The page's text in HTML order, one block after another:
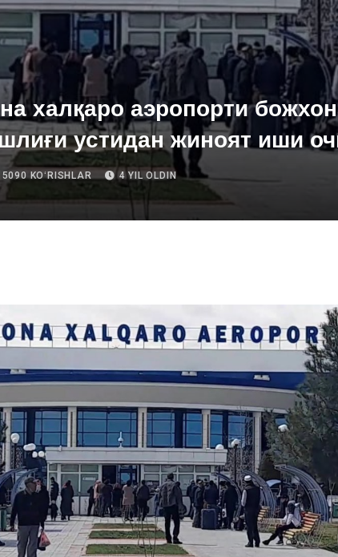
халқаро аэропорти
устидан жиноят иши
5090KOʻRISHLAR 4 YIL OLDIN